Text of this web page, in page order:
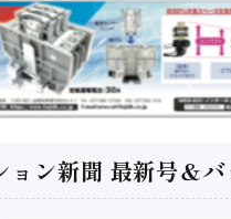
ョン新聞 最新号＆